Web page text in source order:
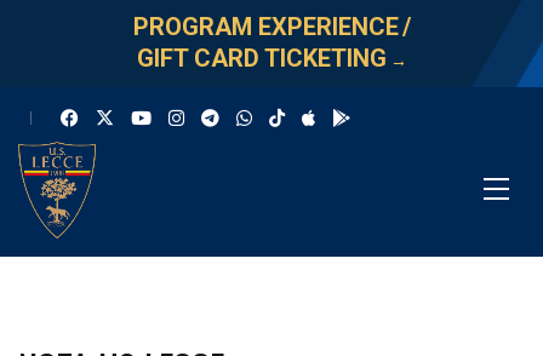
PROGRAM EXPERIENCE/
GIFT CARD TICKETING →